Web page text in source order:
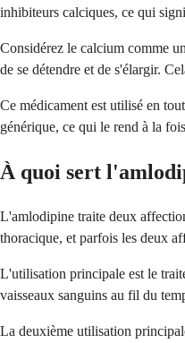
inhibiteurs calciques, ce qui
Considérez le calcium comme
de se détendre et de s'élargir.
Ce médicament est utilisé en
générique, ce qui le rend à la
À quoi sert
L'amlodipine traite deux
thoracique, et parfois les deux
L'utilisation principale est le
vaisseaux sanguins au fil du
La deuxième utilisation